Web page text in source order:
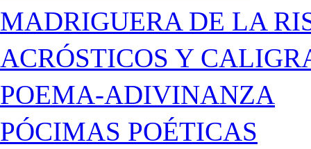
MADRIGUERA DE LA
ACRÓSTICOS Y
POEMA-ADIVINANZA
PÓCIMAS POÉTICAS